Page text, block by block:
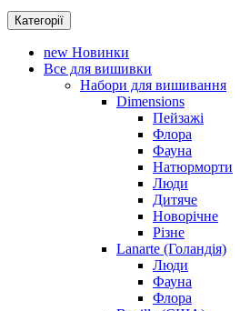
Категорії
new Новинки
Все для вишивки
Набори для вишивання
Dimensions
Пейзажі
Флора
Фауна
Натюрморти
Люди
Дитяче
Новорічне
Різне
Lanarte (Голандія)
Люди
Фауна
Флора